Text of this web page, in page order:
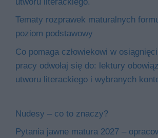
Tematy rozprawek maturalnych
poziom podstawowy
Co pomaga człowiekowi w
pracy odwołaj się do: lektury
utworu literackiego i wybranych
Nudesy – co to znaczy?
Pytania jawne matura 2027 –